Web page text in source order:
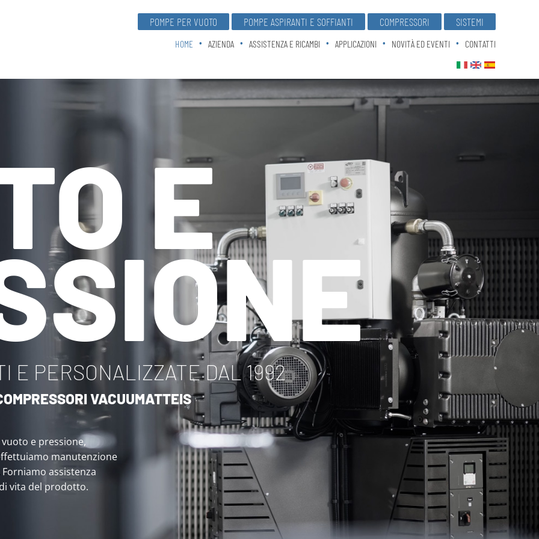
POMPE PER VUOTO POMPE ASPIRANTI E SOFFIANTI COMPRESSORI SISTEMI
HOME AZIENDA ASSISTENZA E RICAMBI APPLICAZIONI NOVITÀ ED EVENTI CONTATTI
E
E PERSONALIZZATE DAL 1992
VACUUMATTEIS
e pressione,
manutenzione
assistenza
vita del prodotto.